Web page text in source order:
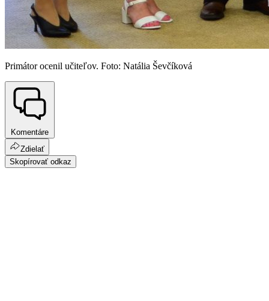
Primátor ocenil učiteľov. Foto: Natália Ševčíková
Komentáre
Zdielať
Skopírovať odkaz